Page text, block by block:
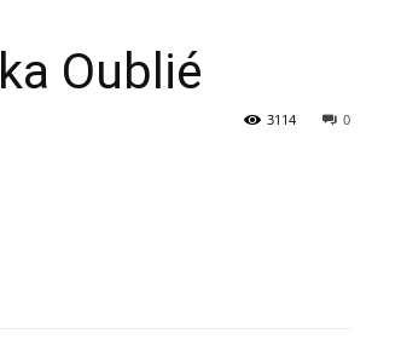
Oublié
0
3114